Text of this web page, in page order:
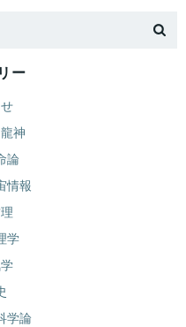
ー
神
論
情報
学
学論